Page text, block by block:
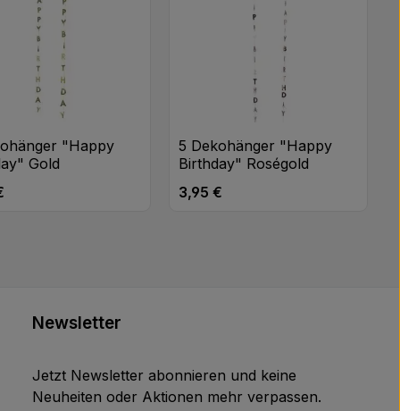
"Happy
Gold
Preis:
5 Dekohänger "Happy
Birthday" Roségold
Regulärer Preis:
3,95 €
Newsletter
Jetzt Newsletter abonnieren und keine
Neuheiten oder Aktionen mehr verpassen.